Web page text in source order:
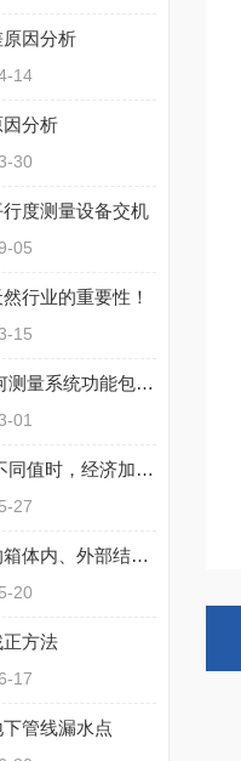
因分析
14
分析
30
度测量设备交机
05
行业的重要性！
15
easylaser激光几何测量系统功能包含哪些？
01
表面粗糙度Ra为不同值时，经济加工方法有哪些？
27
宁波盐雾试验箱的箱体内、外部结构说明
20
正方法
17
管线漏水点